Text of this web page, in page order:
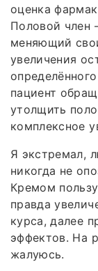
оценка
Половой член
меняющий
увеличения
пациент
утолщить
комплексное
Я экстремал,
никогда не
Кремом
правда
курса, далее
эффектов. На
жалуюсь.